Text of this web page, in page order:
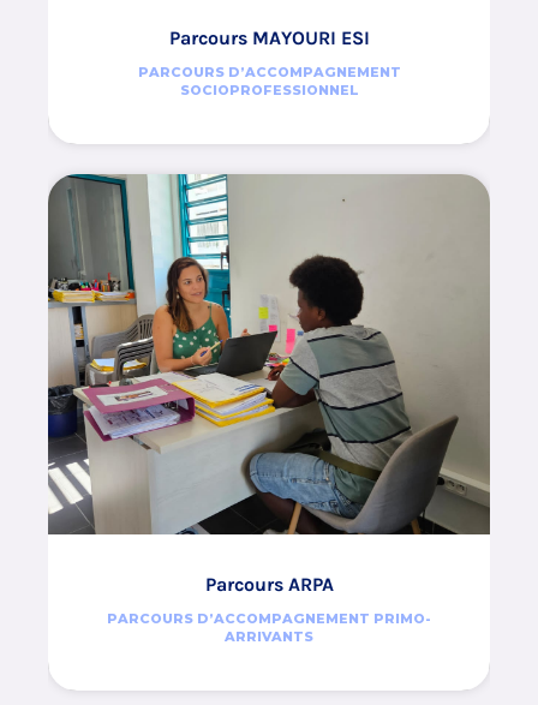
Parcours MAYOURI ESI
PARCOURS D’ACCOMPAGNEMENT
SOCIOPROFESSIONNEL
Parcours ARPA
PARCOURS D’ACCOMPAGNEMENT PRIMO-
ARRIVANTS